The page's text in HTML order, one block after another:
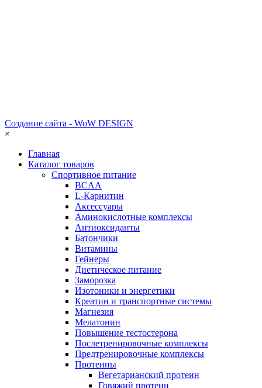
Создание сайта - WoW DESIGN
×
Главная
Каталог товаров
Спортивное питание
BCAA
L-Карнитин
Аксессуары
Аминокислотные комплексы
Антиоксиданты
Батончики
Витамины
Гейнеры
Диетическое питание
Заморозка
Изотоники и энергетики
Креатин и транспортные системы
Магнезия
Мелатонин
Повышение тестостерона
Послетренировочные комплексы
Предтренировочные комплексы
Протеины
Вегетарианский протеин
Говяжий протеин